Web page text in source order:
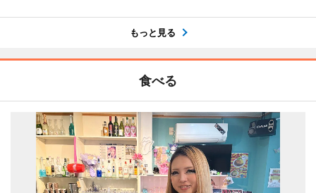
もっと見る
食べる